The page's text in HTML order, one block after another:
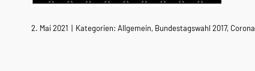
2. Mai 2021 | Kategorien: Allgemein, Bundestagswahl 2017, Corona